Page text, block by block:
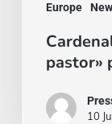
Europe
pastor»
10